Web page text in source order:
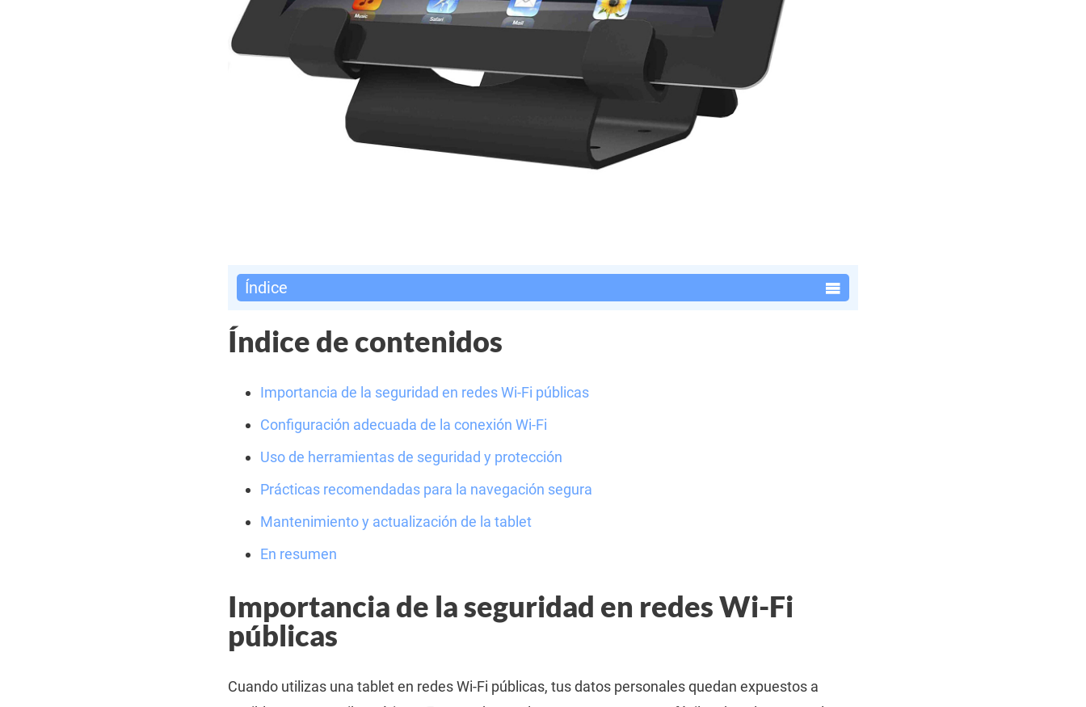
Índice
Índice de contenidos
Importancia de la seguridad en redes Wi-Fi públicas
Configuración adecuada de la conexión Wi-Fi
Uso de herramientas de seguridad y protección
Prácticas recomendadas para la navegación segura
Mantenimiento y actualización de la tablet
En resumen
Importancia de la seguridad en redes Wi-Fi
públicas
Cuando utilizas una tablet en redes Wi-Fi públicas, tus datos personales quedan expuestos a